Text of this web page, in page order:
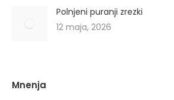
Polnjeni puranji zrezki
12 maja, 2026
Mnenja